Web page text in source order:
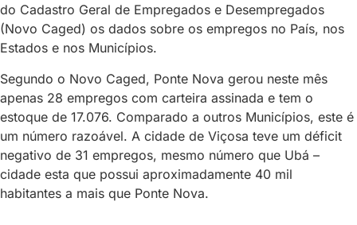
do Cadastro Geral de Empregados e Desempregados
(Novo Caged) os dados sobre os empregos no País, nos
Estados e nos Municípios.
Segundo o Novo Caged, Ponte Nova gerou neste mês
apenas 28 empregos com carteira assinada e tem o
estoque de 17.076. Comparado a outros Municípios, este é
um número razoável. A cidade de Viçosa teve um déficit
negativo de 31 empregos, mesmo número que Ubá –
cidade esta que possui aproximadamente 40 mil
habitantes a mais que Ponte Nova.